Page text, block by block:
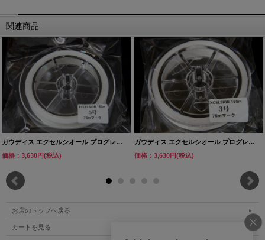
関連商品
ガウディス エクセルシオール プログレ…
価格：3,630円(税込)
ガウディス エクセルシオール プログレ…
価格：3,630円(税込)
お店のトップへ戻る
カートを見る